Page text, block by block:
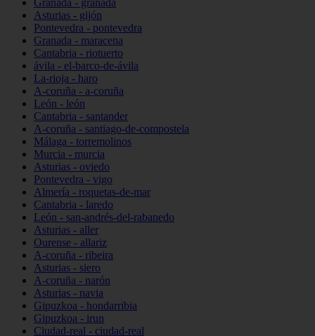
Granada - granada
Asturias - gijón
Pontevedra - pontevedra
Granada - maracena
Cantabria - riotuerto
ávila - el-barco-de-ávila
La-rioja - haro
A-coruña - a-coruña
León - león
Cantabria - santander
A-coruña - santiago-de-compostela
Málaga - torremolinos
Murcia - murcia
Asturias - oviedo
Pontevedra - vigo
Almería - roquetas-de-mar
Cantabria - laredo
León - san-andrés-del-rabanedo
Asturias - aller
Ourense - allariz
A-coruña - ribeira
Asturias - siero
A-coruña - narón
Asturias - navia
Gipuzkoa - hondarribia
Gipuzkoa - irun
Ciudad-real - ciudad-real